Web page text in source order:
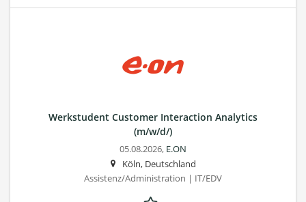
Werkstudent Customer Interaction Analytics
(m/w/d/)
05.08.2026, E.ON
Köln, Deutschland
Assistenz/Administration | IT/EDV